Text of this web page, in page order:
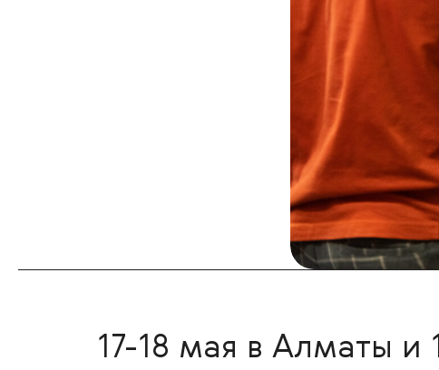
17-18 мая в Алматы и